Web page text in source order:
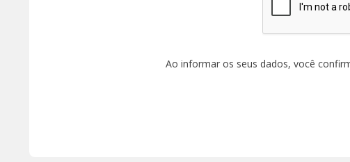
Ao informar os seus dados, você